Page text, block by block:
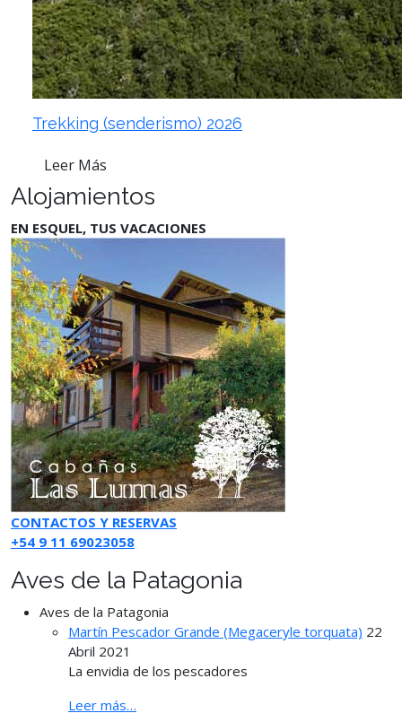
Trekking (senderismo) 2026
Leer Más
Alojamientos
EN ESQUEL, TUS VACACIONES
CONTACTOS Y RESERVAS
+54 9 11 69023058
Aves de la Patagonia
Aves de la Patagonia
Martín Pescador Grande (Megaceryle torquata) 22
Abril 2021
La envidia de los pescadores
Leer más…